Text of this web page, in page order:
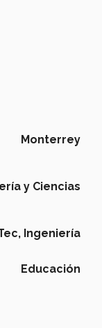
Monterrey
y Ciencias
Ingeniería
Educación